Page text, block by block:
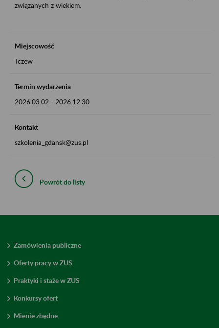
związanych z wiekiem.
Miejscowość
Tczew
Termin wydarzenia
2026.03.02 - 2026.12.30
Kontakt
szkolenia_gdansk@zus.pl
Powrót do listy
Zamówienia publiczne
Oferty pracy w ZUS
Praktyki i staże w ZUS
Konkursy ofert
Mienie zbędne